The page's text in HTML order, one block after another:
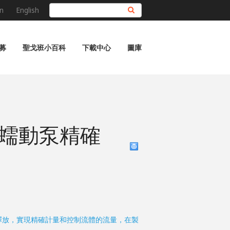
English
聖戈班小百科 下載中心 圖庫
動泵精確
，實現精確計量和控制流體的流量，在製